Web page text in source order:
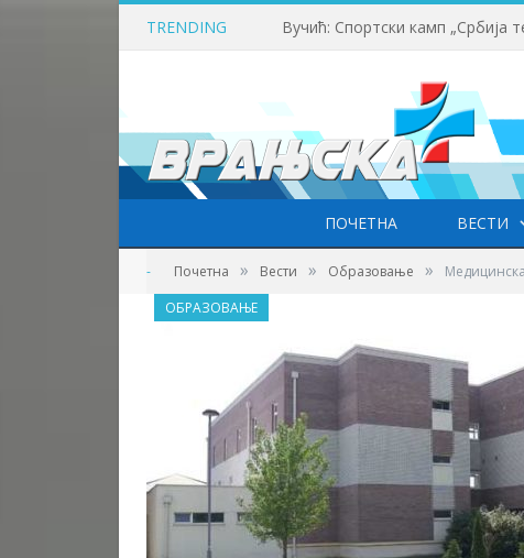
TRENDING
ПОЧЕТНА ВЕСТИ
- Почетна » Вести » Образовање »
ОБРАЗОВАЊЕ